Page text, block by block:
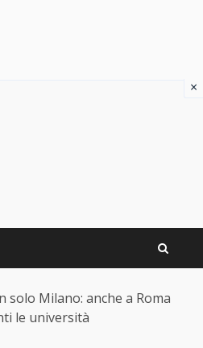
solo Milano: anche a Roma
le università
×